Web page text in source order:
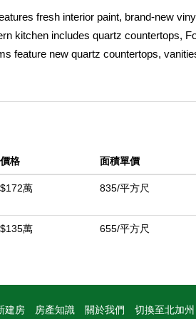
fresh interior paint, brand-new vinyl
kitchen includes quartz countertops,
feature new quartz countertops,
free artificial turf and a custom
Village Shopping Center, and award-
價格 面積單價
$172萬 835/平方尺
$135萬 655/平方尺
建房 房產知識 關於我們 切換至北加州